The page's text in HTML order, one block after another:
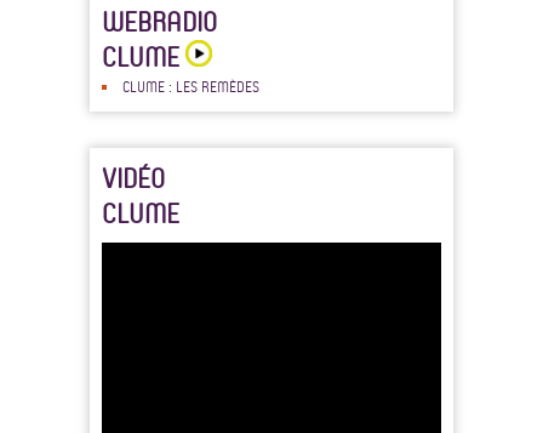
WEBRADIO
CLUME
CLUME : LES REMÈDES
VIDÉO
CLUME